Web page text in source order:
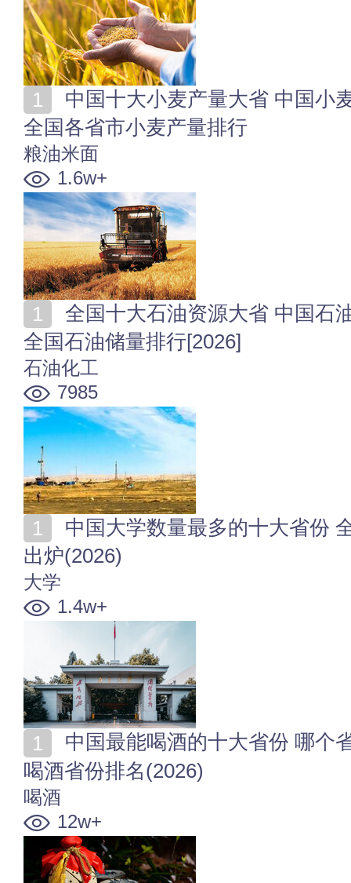
全国各省市小麦产量排行
粮油米面
1.6w+
全国石油储量排行[2026]
石油化工
7985
出炉(2026)
大学
1.4w+
喝酒省份排名(2026)
喝酒
12w+